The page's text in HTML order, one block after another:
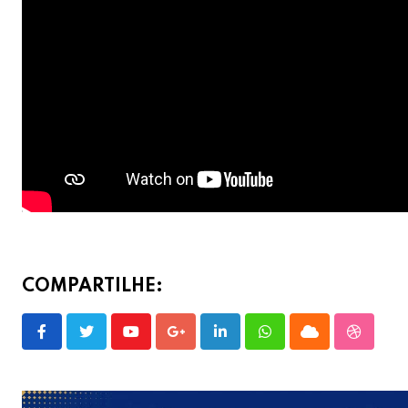
COMPARTILHE:
YoutubeGoogle+LinkedInWhatsappCloud